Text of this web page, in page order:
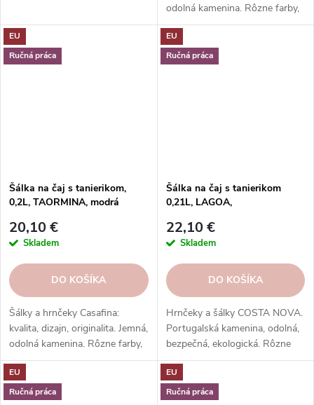
odolná kamenina. Rôzne farby,
vzory, tvary. Na každý nápoj a
príležitosť.
EU
Ručná práca
Šálka na čaj s tanierikom,
0,2L, TAORMINA, modrá
20,10 €
Skladem
DO KOŠÍKA
Šálky a hrnčeky Casafina:
kvalita, dizajn, originalita. Jemná,
odolná kamenina. Rôzne farby,
vzory, tvary. Na každý nápoj a
príležitosť.
EU
Ručná práca
Šálka na čaj s tanierikom
0,21L, LAGOA,
22,10 €
Skladem
DO KOŠÍKA
Hrnčeky a šálky COSTA NOVA.
Portugalská kamenina, odolná,
bezpečná, ekologická. Rôzne
tvary, farby, vzory. Ideálne na
kávu, espresso, cappuccino,
lungo, čaj, kakao a iné.
EU
Ručná práca
EU
Ručná práca